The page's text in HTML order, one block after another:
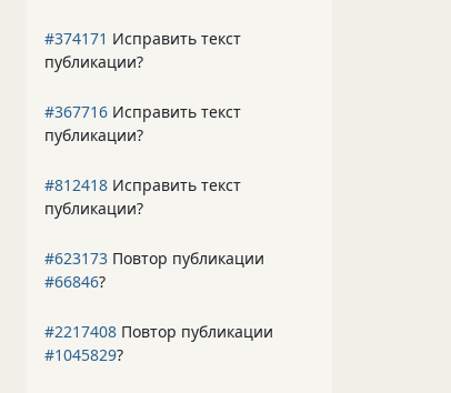
#374171 Исправить текст
публикации?
#367716 Исправить текст
публикации?
#812418 Исправить текст
публикации?
#623173 Повтор публикации
#66846?
#2217408 Повтор публикации
#1045829?